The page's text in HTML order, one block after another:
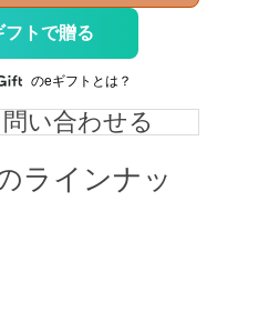
トで贈る
のeギフトとは？
い合わせる
ラインナッ